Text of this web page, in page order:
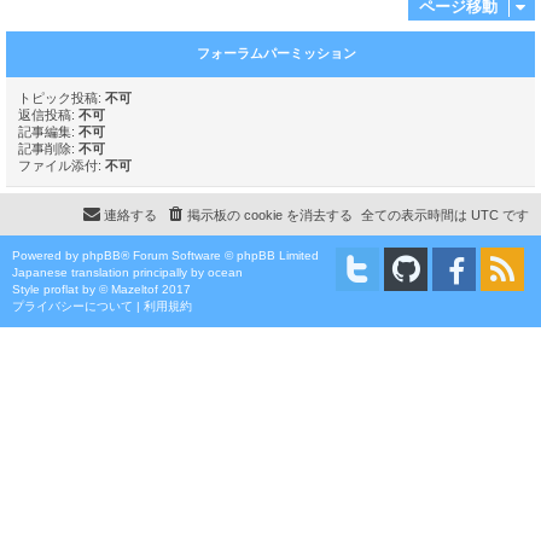
ページ移動
フォーラムパーミッション
トピック投稿: 不可
返信投稿: 不可
記事編集: 不可
記事削除: 不可
ファイル添付: 不可
全ての表示時間は UTC です
掲示板の cookie を消去する
連絡する
Powered by phpBB® Forum Software © phpBB Limited
Japanese translation principally by ocean
Style proflat by ©Mazeltof 2017
プライバシーについて | 利用規約